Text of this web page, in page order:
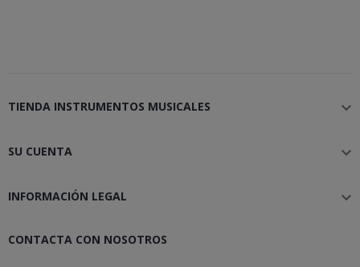
TIENDA INSTRUMENTOS MUSICALES 
SU CUENTA 
INFORMACIÓN LEGAL 
CONTACTA CON NOSOTROS